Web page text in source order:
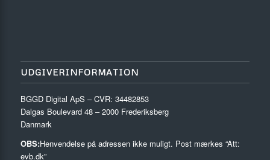
UDGIVERINFORMATION
BGGD Digital ApS – CVR: 34482853
Dalgas Boulevard 48 – 2000 Frederiksberg
Danmark
OBS:Henvendelse på adressen ikke muligt. Post mærkes “Att:
evb.dk”